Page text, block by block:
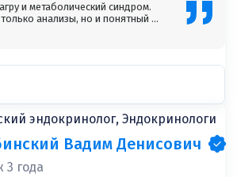
и метаболический синдром.
анализы, но и понятный ...
эндокринолог, Эндокринологи
Вадим Денисович
3 года